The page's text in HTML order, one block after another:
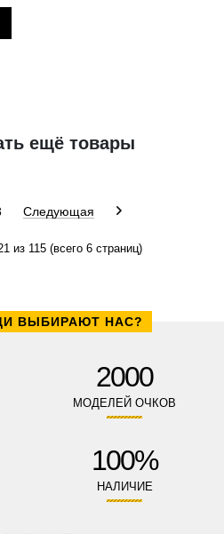
ещё товары
Следующая
из 115 (всего 6 страниц)
ВЫБИРАЮТ НАС?
2000
МОДЕЛЕЙ ОЧКОВ
100%
НАЛИЧИЕ